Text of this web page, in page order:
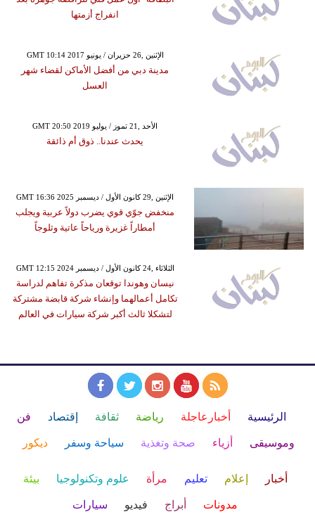
انفراج أزمتها
GMT 10:14 2017 الإثنين ,26 حزيران / يونيو
مدينة دبي من أفضل الأماكن لقضاء شهر
العسل
GMT 20:50 2019 الأحد ,21 تموز / يوليو
يحدث عندنا.. ذوق أم ذائقة
GMT 16:36 2025 الإثنين ,29 كانون الأول / ديسمبر
منخفض جوّي قوي يضرب دولاً عربية ويجلب
أمطاراً غزيرة ورياحاً عاتية وثلوجاً
GMT 12:15 2024 الثلاثاء ,24 كانون الأول / ديسمبر
نيسان وهوندا توقعان مذكرة تفاهم لدراسة
تكامل أعمالهما وإنشاء شركة قابضة مشتركة
لتشكلا ثالث أكبر شركة سيارات في العالم
الرئيسية أخبارعاجلة رياضة ثقافة إقتصاد فن
وموسيقى أزياء صحة وتغذية سياحة وسفر ديكور
أخبار إعلام تعليم مرأة علوم وتكنولوجيا بيئة
مدونات أبراج فيديو سيارات